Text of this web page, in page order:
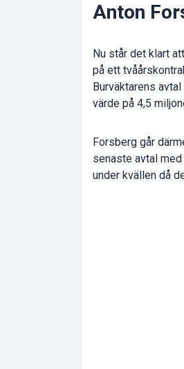
Anton
Nu står det klart
på ett
Burväktarens
värde på 4,5
Forsberg går
senaste avtal
under kvällen då